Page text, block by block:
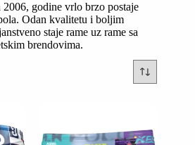
2006, godine vrlo brzo postaje
Odan kvalitetu i boljim
staje rame uz rame sa
brendovima.